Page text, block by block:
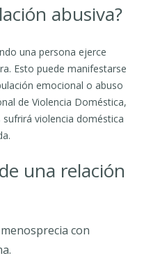
abusiva?
una persona ejerce
Esto puede manifestarse
emocional o abuso
de Violencia Doméstica,
violencia doméstica
una relación
con